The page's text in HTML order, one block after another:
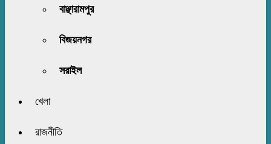
বাঞ্ছারামপুর
বিজয়নগর
সরাইল
খেলা
রাজনীতি